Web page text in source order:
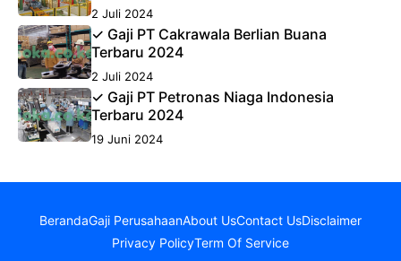
2 Juli 2024
✓ Gaji PT Cakrawala Berlian Buana
Terbaru 2024
2 Juli 2024
✓ Gaji PT Petronas Niaga Indonesia
Terbaru 2024
19 Juni 2024
BerandaGaji PerusahaanAbout UsContact UsDisclaimer
Privacy PolicyTerm Of Service